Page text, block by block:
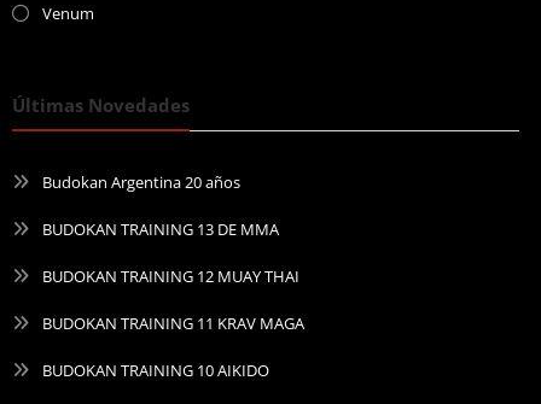
Venum
Últimas Novedades
Budokan Argentina 20 años
BUDOKAN TRAINING 13 DE MMA
BUDOKAN TRAINING 12 MUAY THAI
BUDOKAN TRAINING 11 KRAV MAGA
BUDOKAN TRAINING 10 AIKIDO